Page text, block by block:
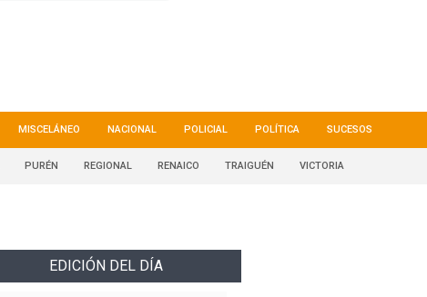
MISCELÁNEO NACIONAL POLICIAL POLÍTICA SUCESOS
PURÉN REGIONAL RENAICO TRAIGUÉN VICTORIA
EDICIÓN DEL DÍA